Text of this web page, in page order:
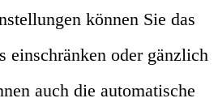
können Sie das
einschränken oder gänzlich
auch die automatische